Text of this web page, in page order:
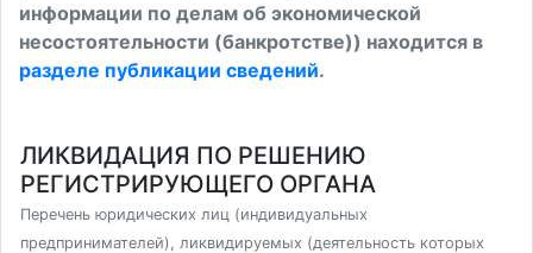
информации по делам об экономической
несостоятельности (банкротстве)) находится в
разделе публикации сведений.
ЛИКВИДАЦИЯ ПО РЕШЕНИЮ
РЕГИСТРИРУЮЩЕГО ОРГАНА
Перечень юридических лиц (индивидуальных
предпринимателей), ликвидируемых (деятельность которых